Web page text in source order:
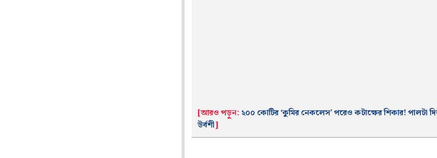
[আরও পড়ুন: ২০০ কোটির ‘কুমির নেকলেস’ পরেও কটাক্ষের শিকার! পালটা
উর্বশী]